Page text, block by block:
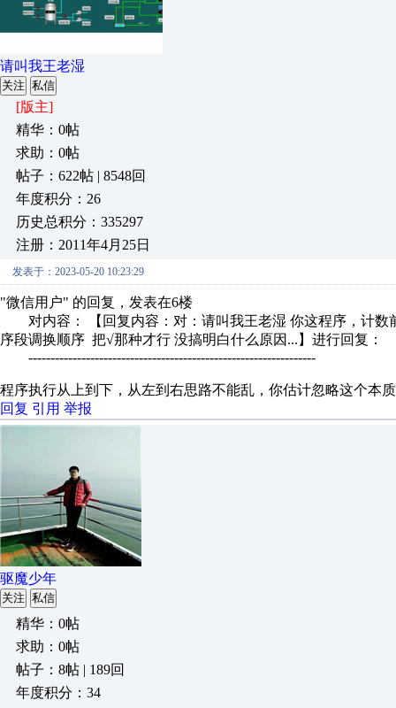
请叫我王老湿
关注 私信
[版主]
精华：0帖
求助：0帖
帖子：622帖 | 8548回
年度积分：26
历史总积分：335297
注册：2011年4月25日
发表于：2023-05-20 10:23:29
"微信用户" 的回复，发表在6楼
对内容： 【回复内容：对：请叫我王老湿 你这程序，计
序段调换顺序 把√那种才行 没搞明白什么原因...】进行回复：
-----------------------------------------------------------------
程序执行从上到下，从左到右思路不能乱，你估计忽略这个本
回复 引用 举报
驱魔少年
关注 私信
精华：0帖
求助：0帖
帖子：8帖 | 189回
年度积分：34